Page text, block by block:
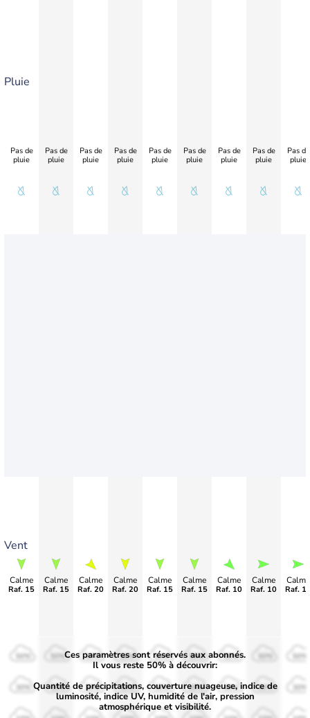
Pluie
Vent
Pas de
pluie
Calme
Raf. 15
Pas de
pluie
Calme
Raf. 15
Pas de
pluie
Calme
Raf. 20
Pas de
pluie
Calme
Raf. 20
Pas de
pluie
Calme
Raf. 15
Pas de
pluie
Calme
Raf. 15
Pas de
pluie
Calme
Raf. 10
Pas de
pluie
Calme
Raf. 10
Pas de
pluie
Calme
Raf.
50%
30%
50%
30%
50%
30%
50%
30%
50%
30%
50%
30%
50%
30% 30% 30%
Ces paramètres sont réservés aux abonnés.
Il vous reste 50% à découvrir:
Quantité de précipitations, couverture nuageuse, indice de
luminosité, indice UV, humidité de l'air, pression
atmosphérique et visibilité.